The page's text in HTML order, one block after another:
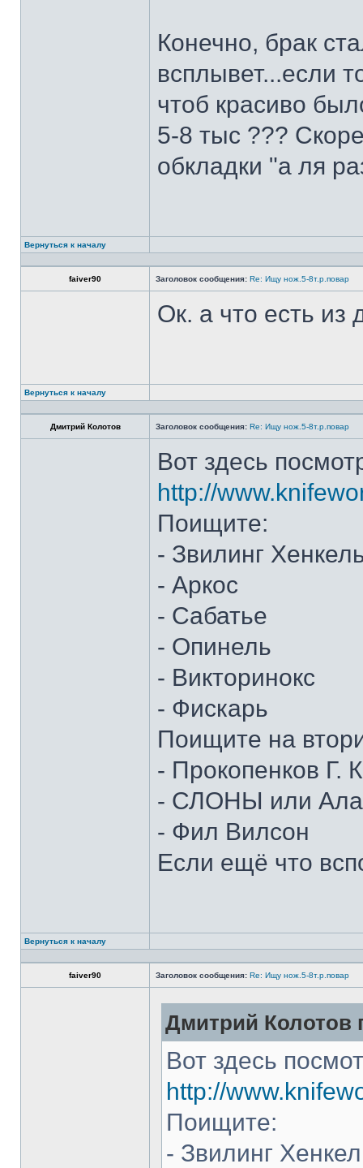
Конечно, брак
всплывет...если
чтоб красиво
5-8 тыс ???
обкладки "а ля
Вернуться к началу
faiver90 Заголовок сообщения: Re: Ищу нож.5-8т.р.повар
Ок. а что есть из
Вернуться к началу
Дмитрий Колотов Заголовок сообщения: Re: Ищу нож.5-8т.р.повар
Вот здесь
http://
Поищите:
- Звилинг
- Аркос
- Сабатье
- Опинель
- Викторинокс
- Фискарь
Поищите на
- Прокопенков Г.
- СЛОНЫ или
- Фил Вилсон
Если ещё что
Вернуться к началу
faiver90 Заголовок сообщения: Re: Ищу нож.5-8т.р.повар
Дмитрий Колотов
Вот здесь
http://
Поищите:
- Звилинг